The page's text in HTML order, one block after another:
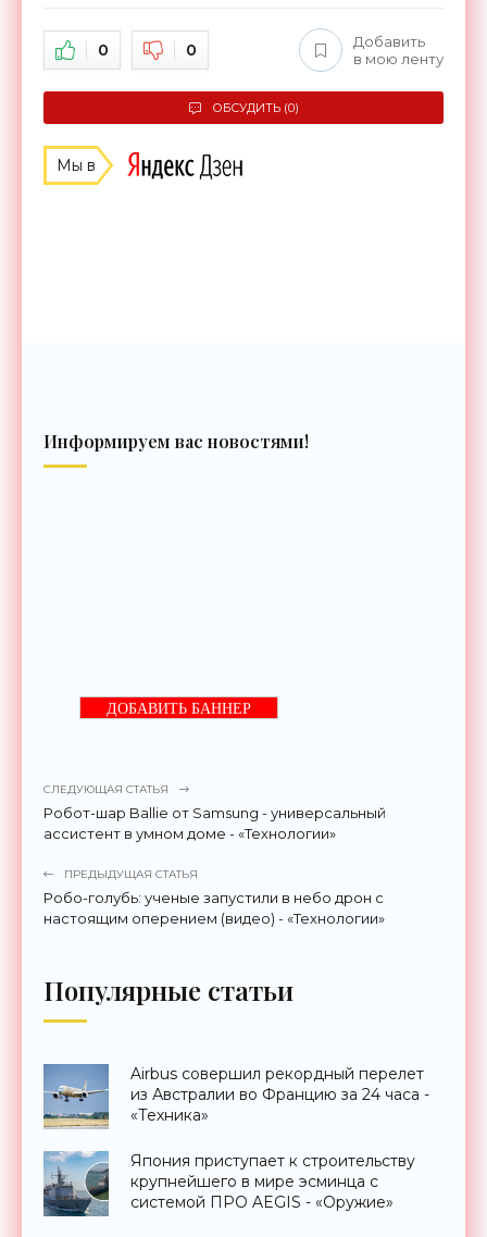
0 0
Добавить
в мою ленту
ОБСУДИТЬ (0)
Мы в
Информируем вас новостями!
ДОБАВИТЬ БАННЕР
СЛЕДУЮЩАЯ СТАТЬЯ
Робот-шар Ballie от Samsung - универсальный
ассистент в умном доме - «Технологии»
ПРЕДЫДУЩАЯ СТАТЬЯ
Робо-голубь: ученые запустили в небо дрон с
настоящим оперением (видео) - «Технологии»
Популярные статьи
Airbus совершил рекордный перелет
из Австралии во Францию за 24 часа -
«Техника»
Япония приступает к строительству
крупнейшего в мире эсминца с
системой ПРО AEGIS - «Оружие»